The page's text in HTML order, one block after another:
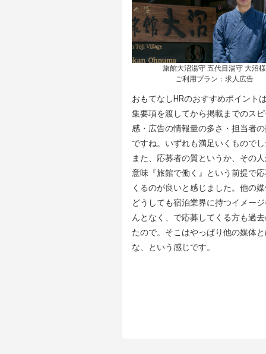
旅館大沼湯守 五代目湯守 大沼様
ご利用プラン：求人広告
おもてなしHRのおすすめポイント
集要項を渡してから掲載までのス
感・広告の情報量の多さ・担当者
ですね。いずれも満足いくもので
また、応募者の質というか、その
意味『旅館で働く』という前提で
くるのが良いと感じました。他の
どうしても宿泊業界に持つイメー
んとなく、で応募してくる方も過
たので。そこはやっぱり他の媒体
な、という感じです。